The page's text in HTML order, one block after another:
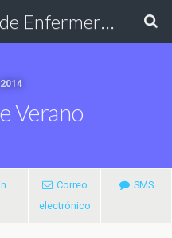
Excmo. Colegio de Enfermería de Cádiz
Verano
Correo
electrónico
SMS